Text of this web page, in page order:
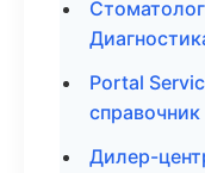
Portal
Дилер-